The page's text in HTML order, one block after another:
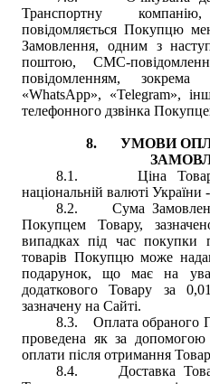
Транспортну
повідомляється Покупцю
Замовлення, одним з
поштою, СМС-
повідомленням,
«WhatsApp», «Telegram»,
телефонного дзвінка
8.
УМОВИ
8.1.
Ціна
національній валюті України
8.2.
Сума
Покупцем Товару,
випадках під час покупки
товарів Покупцю може
подарунок, що має на
додаткового Товару за
зазначену на Сайті.
8.3.
Оплата обраного
проведена як за допомогою
оплати після отримання
8.4.
Доставка